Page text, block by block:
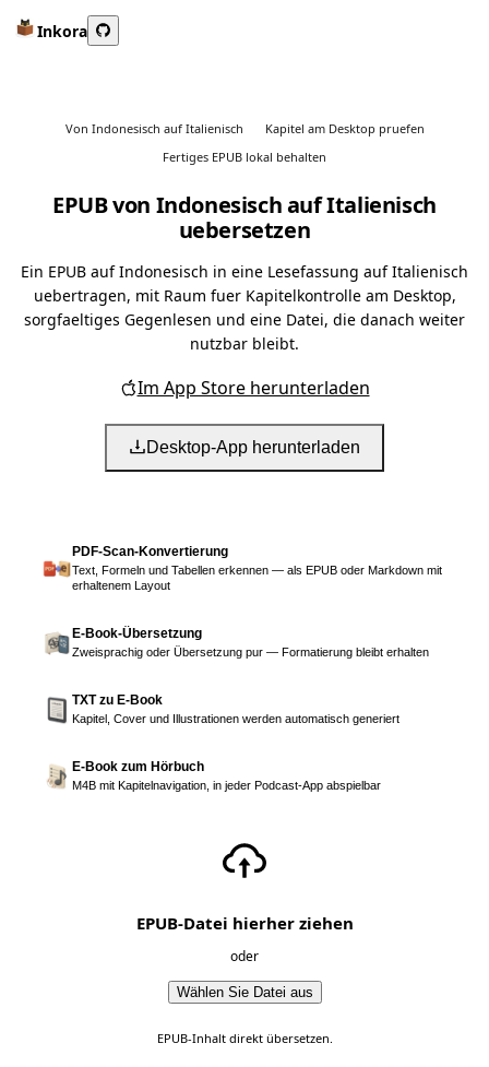
Inkora
Von Indonesisch auf Italienisch
Kapitel am Desktop pruefen
Fertiges EPUB lokal behalten
EPUB von Indonesisch auf Italienisch
uebersetzen
Ein EPUB auf Indonesisch in eine Lesefassung auf Italienisch
uebertragen, mit Raum fuer Kapitelkontrolle am Desktop,
sorgfaeltiges Gegenlesen und eine Datei, die danach weiter
nutzbar bleibt.
Im App Store herunterladen
Desktop-App herunterladen
PDF-Scan-Konvertierung
Text, Formeln und Tabellen erkennen — als EPUB oder Markdown mit
erhaltenem Layout
E-Book-Übersetzung
Zweisprachig oder Übersetzung pur — Formatierung bleibt erhalten
TXT zu E-Book
Kapitel, Cover und Illustrationen werden automatisch generiert
E-Book zum Hörbuch
M4B mit Kapitelnavigation, in jeder Podcast-App abspielbar
EPUB-Datei hierher ziehen
oder
Wählen Sie Datei aus
EPUB-Inhalt direkt übersetzen.